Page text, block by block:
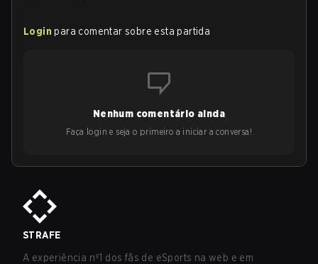
Login para comentar sobre esta partida
Nenhum comentário ainda
Faça login e seja o primeiro a iniciar a conversa!
STRAFE
A experiência nº1 dos fãs de eSports na web e em